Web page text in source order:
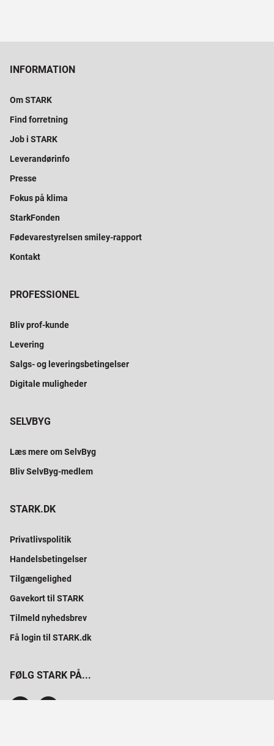
INFORMATION
Om STARK
Find forretning
Job i STARK
Leverandørinfo
Presse
Fokus på klima
StarkFonden
Fødevarestyrelsen smiley-rapport
Kontakt
PROFESSIONEL
Bliv prof-kunde
Levering
Salgs- og leveringsbetingelser
Digitale muligheder
SELVBYG
Læs mere om SelvByg
Bliv SelvByg-medlem
STARK.DK
Privatlivspolitik
Handelsbetingelser
Tilgængelighed
Gavekort til STARK
Tilmeld nyhedsbrev
Få login til STARK.dk
FØLG STARK PÅ...